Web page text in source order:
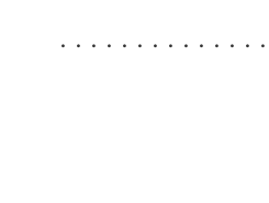
・・・・・・・・・・・・・・